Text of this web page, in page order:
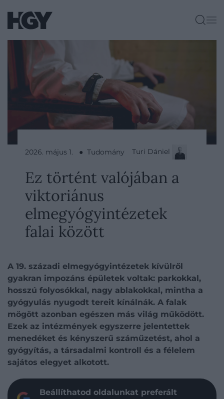
2026. május 1. ● Tudomány Turi Dániel
Ez történt valójában a
viktoriánus
elmegyógyintézetek
falai között
A 19. századi elmegyógyintézetek kívülről
gyakran impozáns épületek voltak: parkokkal,
hosszú folyosókkal, nagy ablakokkal, mintha a
gyógyulás nyugodt tereit kínálnák. A falak
mögött azonban egészen más világ működött.
Ezek az intézmények egyszerre jelentettek
menedéket és kényszerű száműzetést, ahol a
gyógyítás, a társadalmi kontroll és a félelem
sajátos elegyet alkotott.
Beállíthatod oldalunkat preferált